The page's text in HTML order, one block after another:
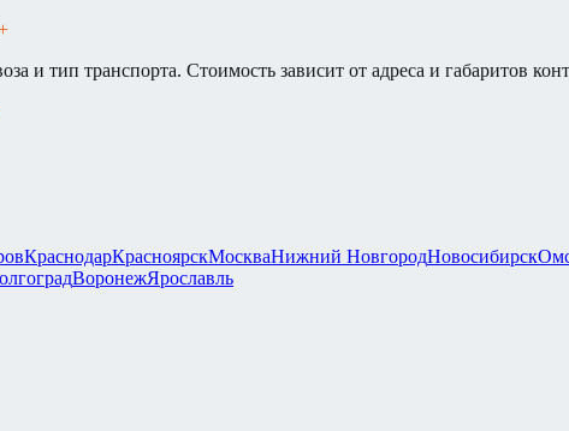
и тип транспорта. Стоимость зависит от адреса и габаритов
КраснодарКрасноярскМоскваНижний НовгородНовосибирск
ВоронежЯрославль